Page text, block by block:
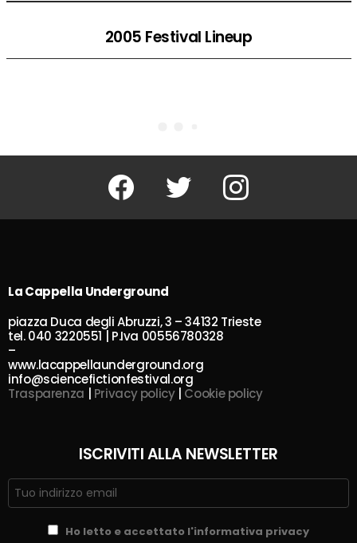
2005 Festival Lineup
Facebook Twitter Instagram
La Cappella Underground
piazza Duca degli Abruzzi, 3 – 34132 Trieste
tel. 040 3220551 | P.Iva 00556780328
–
www.lacappellaunderground.org
info@sciencefictionfestival.org
Trasparenza
Privacy policy| Cookie policy
ISCRIVITI ALLA NEWSLETTER
Ho letto e accettato l'informativa privacy